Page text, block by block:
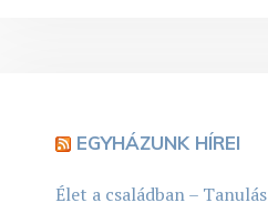
EGYHÁZUNK HÍREI
Élet a családban –